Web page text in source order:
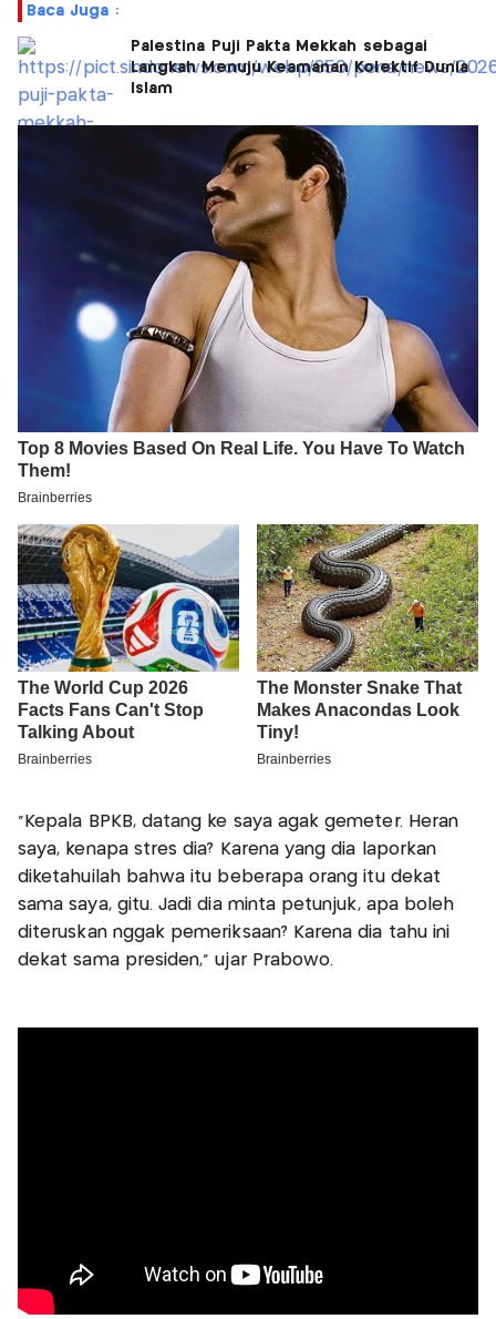
Baca Juga :
Palestina Puji Pakta Mekkah sebagai
Langkah Menuju Keamanan Kolektif Dunia
Islam
"Kepala BPKB, datang ke saya agak gemeter. Heran
saya, kenapa stres dia? Karena yang dia laporkan
diketahuilah bahwa itu beberapa orang itu dekat
sama saya, gitu. Jadi dia minta petunjuk, apa boleh
diteruskan nggak pemeriksaan? Karena dia tahu ini
dekat sama presiden," ujar Prabowo.